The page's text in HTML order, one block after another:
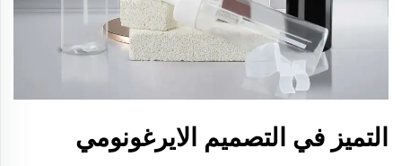
التميز في التصميم الايرغونومي